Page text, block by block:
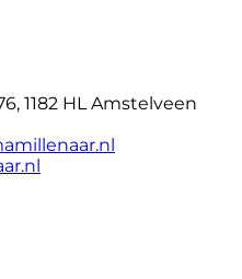
1182 HL Amstelveen